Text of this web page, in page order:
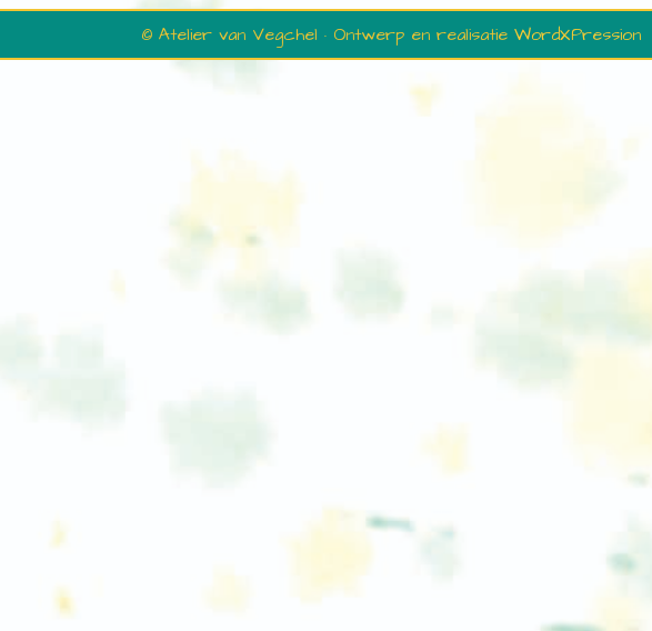
© Atelier van Vegchel · Ontwerp en realisatie WordXPression